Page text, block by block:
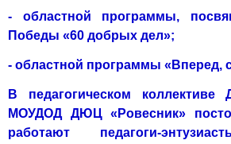
- областной программы,
Победы «60 добрых дел»;
- областной программы «Вперед,
В педагогическом
МОУДОД ДЮЦ «Ровесник»
работают педагоги-